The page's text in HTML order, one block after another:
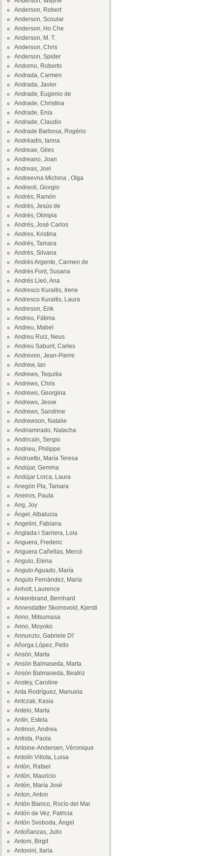
Anderson, Robert
Anderson, Scoular
Anderson, Ho Che
Anderson, M. T.
Anderson, Chris
Anderson, Spider
Andorno, Roberto
Andrada, Carmen
Andrada, Javier
Andrade, Eugenio de
Andrade, Christina
Andrade, Enia
Andrade, Claudio
Andrade Barbosa, Rogério
Andréadis, Ianna
Andreae, Giles
Andreano, Joan
Andreas, Joel
Andreevna Michina , Olga
Andreoli, Giorgio
Andrés, Ramón
Andrés, Jesús de
Andrés, Olimpia
Andrés, José Carlos
Andres, Kristina
Andrés, Tamara
Andrés, Silvana
Andrés Argente, Carmen de
Andrès Font, Susana
Andrés Lleó, Ana
Andresco Kuraitis, Irene
Andresco Kuraitis, Laura
Andreson, Erik
Andreu, Fátima
Andreu, Mabel
Andreu Ruiz, Neus
Andreu Saburit, Carles
Andrevon, Jean-Pierre
Andrew, Ian
Andrews, Tequitia
Andrews, Chris
Andrews, Georgina
Andrews, Jesse
Andrews, Sandrine
Andrewson, Natalie
Andriamirado, Natacha
Andricaín, Sergio
Andrieu, Philippe
Andruetto, María Teresa
Andújar, Gemma
Andújar Lorca, Laura
Anegón Pla, Tamara
Aneiros, Paula
Ang, Joy
Ángel, Albalucia
Angelini, Fabiana
Anglada i Sarriera, Lola
Anguera, Frederic
Anguera Cañellas, Mercè
Angulo, Elena
Angulo Aguado, María
Angulo Fernández, María
Anholt, Laurence
Ankenbrand, Bernhard
Annesdatter Skomsvold, Kjersti
Anno, Mitsumasa
Anno, Moyoko
Annunzio, Gabriele D\'
Añorga López, Pello
Ansón, Marta
Ansón Balmaseda, Marta
Ansón Balmaseda, Beatriz
Anstey, Caroline
Anta Rodríguez, Manuela
Antczak, Kasia
Antelo, Marta
Antín, Estela
Antinori, Andrea
Antista, Paola
Antoine-Andersen, Véronique
Antolín Villota, Luisa
Antón, Rafael
Antón, Mauricio
Antón, María José
Anton, Anton
Antón Blanco, Rocío del Mar
Antón de Vez, Patricia
Antón Svoboda, Ángel
Antoñanzas, Julio
Antoni, Birgit
Antonini, Ilaria